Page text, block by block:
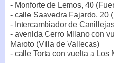
- Monforte de Lemos, 40
- calle Saavedra Fajardo, 20
- Intercambiador de
- avenida Cerro Milano con
Maroto (Villa de Vallecas)
- calle Torta con vuelta a Los